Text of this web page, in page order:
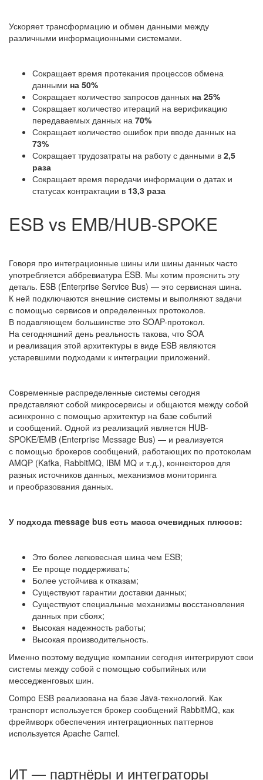
Ускоряет трансформацию и обмен данными между
различными информационными системами.
Сокращает время протекания процессов обмена
данными на 50%
Сокращает количество запросов данных на 25%
Сокращает количество итераций на верификацию
передаваемых данных на 70%
Сокращает количество ошибок при вводе данных на
73%
Сокращает трудозатраты на работу с данными в 2,5
раза
Сокращает время передачи информации о датах и
статусах контрактации в 13,3 раза
ESB vs EMB/HUB-SPOKE
Говоря про интеграционные шины или шины данных часто
употребляется аббревиатура ESB. Мы хотим прояснить эту
деталь. ESB (Enterprise Service Bus) — это сервисная шина.
К ней подключаются внешние системы и выполняют задачи
с помощью сервисов и определенных протоколов.
В подавляющем большинстве это SOAP-протокол.
На сегодняшний день реальность такова, что SOA
и реализация этой архитектуры в виде ESB являются
устаревшими подходами к интеграции приложений.
Современные распределенные системы сегодня
представляют собой микросервисы и общаются между собой
асинхронно с помощью архитектур на базе событий
и сообщений. Одной из реализаций является HUB-
SPOKE/EMB (Enterprise Message Bus) — и реализуется
с помощью брокеров сообщений, работающих по протоколам
AMQP (Kafka, RabbitMQ, IBM MQ и т.д.), коннекторов для
разных источников данных, механизмов мониторинга
и преобразования данных.
У подхода message bus есть масса очевидных плюсов:
Это более легковесная шина чем ESB;
Ее проще поддерживать;
Более устойчива к отказам;
Существуют гарантии доставки данных;
Существуют специальные механизмы восстановления
данных при сбоях;
Высокая надежность работы;
Высокая производительность.
Именно поэтому ведущие компании сегодня интегрируют свои
системы между собой с помощью событийных или
месседженговых шин.
Compo ESB реализована на базе Java-технологий. Как
транспорт используется брокер сообщений RabbitMQ, как
фреймворк обеспечения интеграционных паттернов
используется Apache Camel.
ИТ — партнёры и интеграторы